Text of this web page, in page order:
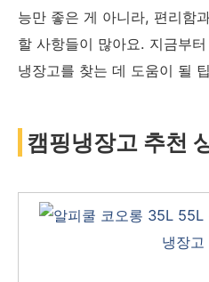
능만 좋은 게 아니라, 편리함
할 사항들이 많아요. 지금부
냉장고를 찾는 데 도움이 될
캠핑냉장고 추천